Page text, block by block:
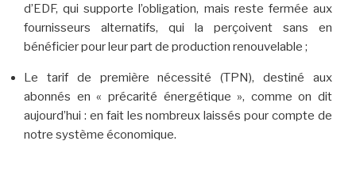
d’EDF, qui supporte l’obligation, mais reste fermée aux
fournisseurs alternatifs, qui la perçoivent sans en
bénéficier pour leur part de production renouvelable ;
Le tarif de première nécessité (TPN), destiné aux
abonnés en « précarité énergétique », comme on dit
aujourd’hui : en fait les nombreux laissés pour compte de
notre système économique.